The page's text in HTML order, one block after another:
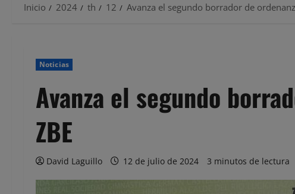
Inicio 2024 th 12 Avanza el segundo borrador de
Noticias
Avanza el segundo
ZBE
David Laguillo 12 de julio de 2024 3 minutos de lectura